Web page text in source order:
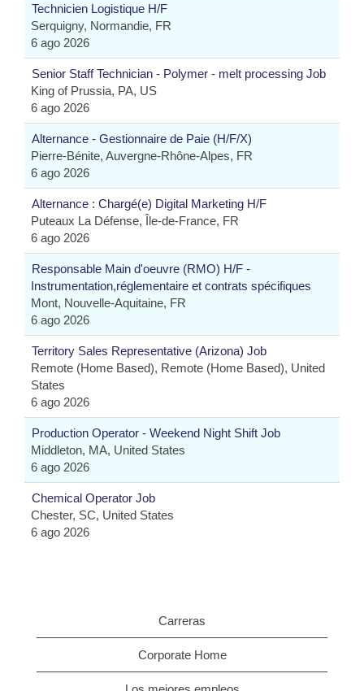
Technicien Logistique H/F
Serquigny, Normandie, FR
6 ago 2026
Senior Staff Technician - Polymer - melt processing Job
King of Prussia, PA, US
6 ago 2026
Alternance - Gestionnaire de Paie (H/F/X)
Pierre-Bénite, Auvergne-Rhône-Alpes, FR
6 ago 2026
Alternance : Chargé(e) Digital Marketing H/F
Puteaux La Défense, Île-de-France, FR
6 ago 2026
Responsable Main d'oeuvre (RMO) H/F -
Instrumentation,réglementaire et contrats spécifiques
Mont, Nouvelle-Aquitaine, FR
6 ago 2026
Territory Sales Representative (Arizona) Job
Remote (Home Based), Remote (Home Based), United
States
6 ago 2026
Production Operator - Weekend Night Shift Job
Middleton, MA, United States
6 ago 2026
Chemical Operator Job
Chester, SC, United States
6 ago 2026
Carreras
Corporate Home